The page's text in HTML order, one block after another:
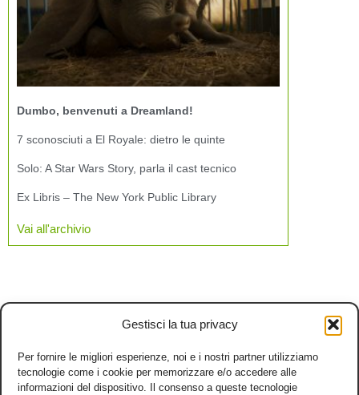
Gestisci la tua privacy
Per fornire le migliori esperienze, noi e i nostri partner utilizziamo
tecnologie come i cookie per memorizzare e/o accedere alle
informazioni del dispositivo. Il consenso a queste tecnologie
Dumbo, benvenuti a Dreamland!
7 sconosciuti a El Royale: dietro le quinte
Solo: A Star Wars Story, parla il cast tecnico
Ex Libris – The New York Public Library
Vai all'archivio